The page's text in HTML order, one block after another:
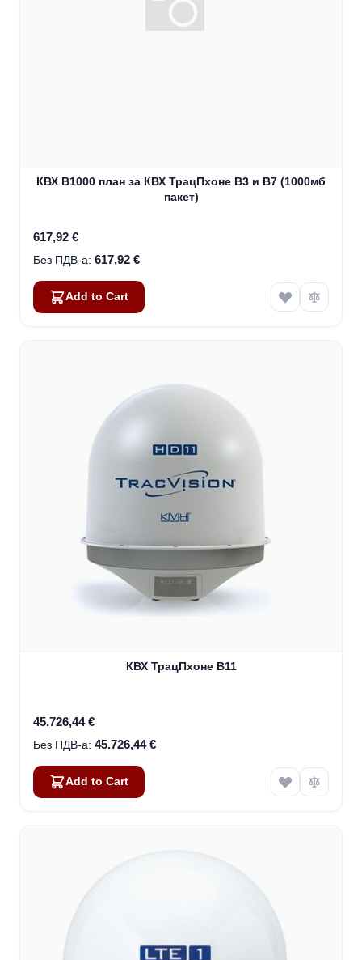
КВХ В1000 план за КВХ ТрацПхоне В3 и В7 (1000мб
пакет)
617,92 €
617,92 €
Add to Cart
КВХ ТрацПхоне В11
45.726,44 €
45.726,44 €
Add to Cart